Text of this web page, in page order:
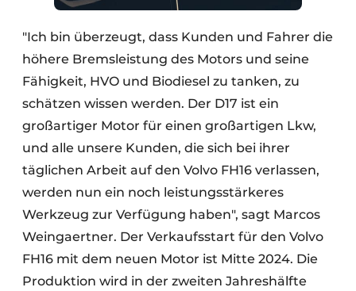
"Ich bin überzeugt, dass Kunden und Fahrer die
höhere Bremsleistung des Motors und seine
Fähigkeit, HVO und Biodiesel zu tanken, zu
schätzen wissen werden. Der D17 ist ein
großartiger Motor für einen großartigen Lkw,
und alle unsere Kunden, die sich bei ihrer
täglichen Arbeit auf den Volvo FH16 verlassen,
werden nun ein noch leistungsstärkeres
Werkzeug zur Verfügung haben", sagt Marcos
Weingaertner. Der Verkaufsstart für den Volvo
FH16 mit dem neuen Motor ist Mitte 2024. Die
Produktion wird in der zweiten Jahreshälfte